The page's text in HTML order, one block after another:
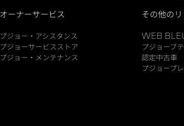
オーナーサービス
プジョー・アシスタンス
プジョーサービスストア
プジョー・メンテナンス
その他のリ
WEB
プジョーブ
認定中古車
プジョープ